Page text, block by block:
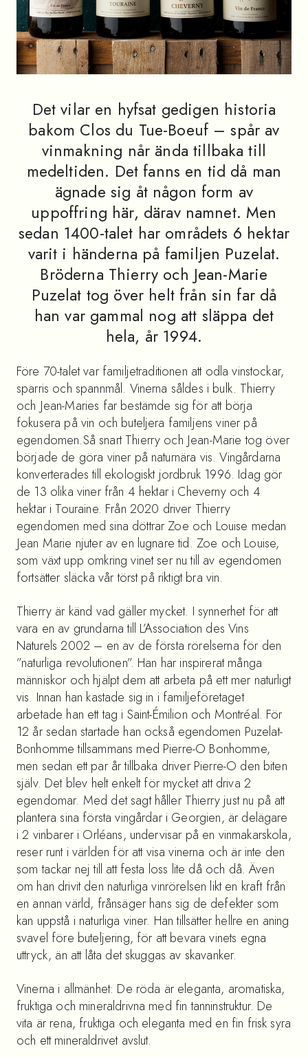
Det vilar en hyfsat gedigen historia
bakom Clos du Tue-Boeuf – spår av
vinmakning når ända tillbaka till
medeltiden. Det fanns en tid då man
ägnade sig åt någon form av
uppoffring här, därav namnet. Men
sedan 1400-talet har områdets 6 hektar
varit i händerna på familjen Puzelat.
Bröderna Thierry och Jean-Marie
Puzelat tog över helt från sin far då
han var gammal nog att släppa det
hela, år 1994.
Före 70-talet var familjetraditionen att odla vinstockar,
sparris och spannmål. Vinerna såldes i bulk. Thierry
och Jean-Maries far bestämde sig för att börja
fokusera på vin och buteljera familjens viner på
egendomen.Så snart Thierry och Jean-Marie tog över
började de göra viner på naturnära vis. Vingårdarna
konverterades till ekologiskt jordbruk 1996. Idag gör
de 13 olika viner från 4 hektar i Cheverny och 4
hektar i Touraine. Från 2020 driver Thierry
egendomen med sina döttrar Zoe och Louise medan
Jean Marie njuter av en lugnare tid. Zoe och Louise,
som växt upp omkring vinet ser nu till av egendomen
fortsätter släcka vår törst på riktigt bra vin.
Thierry är känd vad gäller mycket. I synnerhet för att
vara en av grundarna till L’Association des Vins
Naturels 2002 – en av de första rörelserna för den
”naturliga revolutionen”. Han har inspirerat många
människor och hjälpt dem att arbeta på ett mer naturligt
vis. Innan han kastade sig in i familjeföretaget
arbetade han ett tag i Saint-Émilion och Montréal. För
12 år sedan startade han också egendomen Puzelat-
Bonhomme tillsammans med Pierre-O Bonhomme,
men sedan ett par år tillbaka driver Pierre-O den biten
själv. Det blev helt enkelt för mycket att driva 2
egendomar. Med det sagt håller Thierry just nu på att
plantera sina första vingårdar i Georgien, är delägare
i 2 vinbarer i Orléans, undervisar på en vinmakarskola,
reser runt i världen för att visa vinerna och är inte den
som tackar nej till att festa loss lite då och då. Även
om han drivit den naturliga vinrörelsen likt en kraft från
en annan värld, frånsäger hans sig de defekter som
kan uppstå i naturliga viner. Han tillsätter hellre en aning
svavel före buteljering, för att bevara vinets egna
uttryck, än att låta det skuggas av skavanker.
Vinerna i allmänhet: De röda är eleganta, aromatiska,
fruktiga och mineraldrivna med fin tanninstruktur. De
vita är rena, fruktiga och eleganta med en fin frisk syra
och ett mineraldrivet avslut.